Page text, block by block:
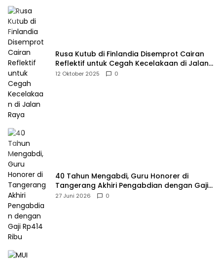
Rusa Kutub di Finlandia Disemprot Cairan
Reflektif untuk Cegah Kecelakaan di Jalan
Raya
12 Oktober 2025 0
40 Tahun Mengabdi, Guru Honorer di
Tangerang Akhiri Pengabdian dengan Gaji
Rp414 Ribu
27 Juni 2026 0